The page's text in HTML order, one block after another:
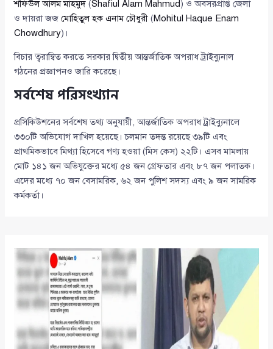
শফিউল আলম মাহমুদ (Shafiul Alam Mahmud) ও অবসরপ্রাপ্ত জেলা
ও দায়রা জজমোহিতুল হক এনাম চৌধুরী (Mohitul Haque Enam
Chowdhury)।
বিচার ত্বরান্বিত করতে সরকার দ্বিতীয় আন্তর্জাতিক অপরাধ ট্রাইব্যুনাল
গঠনের প্রজ্ঞাপনও জারি করেছে।
সর্বশেষ পরিসংখ্যান
প্রসিকিউশনের সর্বশেষ তথ্য অনুযায়ী, আন্তর্জাতিক অপরাধ ট্রাইব্যুনালে
৩৩০টি অভিযোগ দাখিল হয়েছে। চলমান তদন্ত রয়েছে ৩৯টি এবং
প্রাথমিকভাবে মিথ্যা হিসেবে গণ্য হওয়া (মিস কেস) ২২টি। এসব মামলায়
মোট ১৪১ জন অভিযুক্তের মধ্যে ৫৪ জন গ্রেফতার এবং ৮৭ জন পলাতক।
এদের মধ্যে ৭০ জন বেসামরিক, ৬২ জন পুলিশ সদস্য এবং ৯ জন সামরিক
কর্মকর্তা।